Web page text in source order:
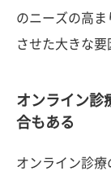
のニーズの高
させた大きな要
オンライン診
合もある
オンライン診療